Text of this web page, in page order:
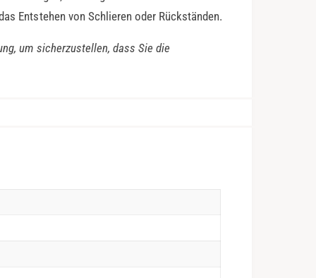
Entstehen von Schlieren oder Rückständen.
um sicherzustellen, dass Sie die